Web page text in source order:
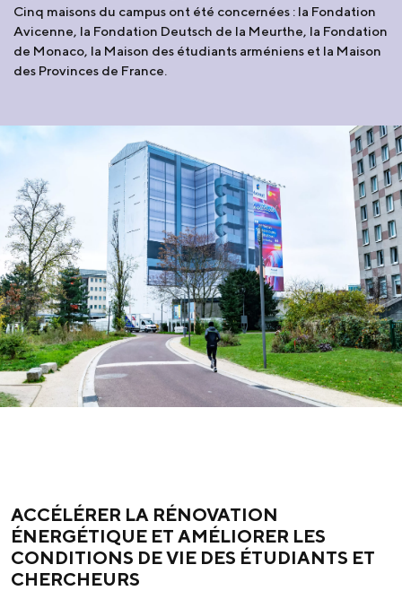
Cinq maisons du campus ont été concernées : la Fondation
Avicenne, la Fondation Deutsch de la Meurthe, la Fondation
de Monaco, la Maison des étudiants arméniens et la Maison
des Provinces de France.
ACCÉLÉRER LA RÉNOVATION
ÉNERGÉTIQUE ET AMÉLIORER LES
CONDITIONS DE VIE DES ÉTUDIANTS ET
CHERCHEURS